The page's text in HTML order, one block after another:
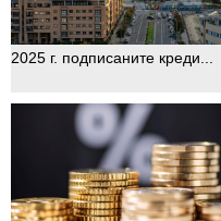
2025 г. подписаните креди...